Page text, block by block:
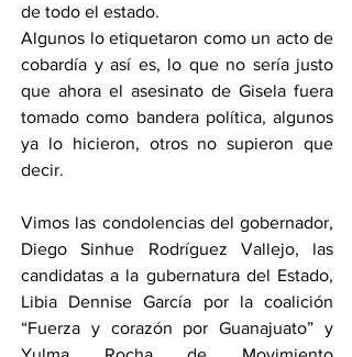
de todo el estado.
Algunos lo etiquetaron como un acto de
cobardía y así es, lo que no sería justo
que ahora el asesinato de Gisela fuera
tomado como bandera política, algunos
ya lo hicieron, otros no supieron que
decir.
Vimos las condolencias del gobernador,
Diego Sinhue Rodríguez Vallejo, las
candidatas a la gubernatura del Estado,
Libia Dennise García por la coalición
“Fuerza y corazón por Guanajuato” y